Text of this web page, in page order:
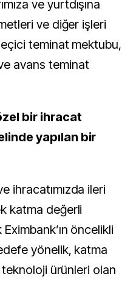
ve yurtdışına
ve diğer işleri
teminat mektubu,
avans teminat
bir ihracat
yapılan bir
ihracatımızda ileri
katma değerli
öncelikli
yönelik, katma
ürünleri olan